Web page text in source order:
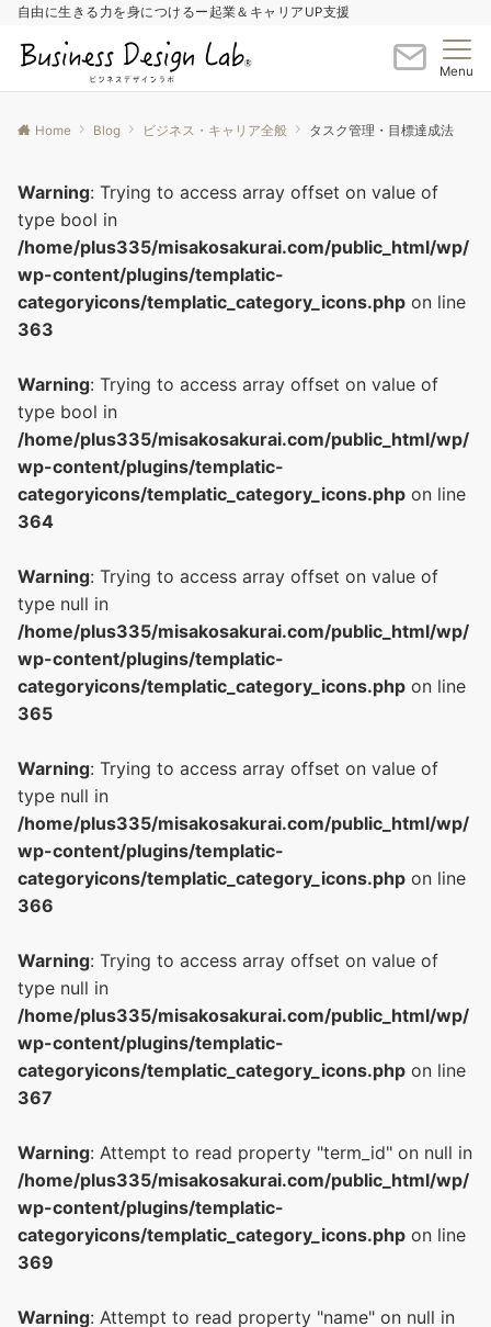
自由に生きる力を身につけるー起業＆キャリアUP支援
Menu
Home Blog ビジネス・キャリア全般 タスク管理・目標達成法
Warning: Trying to access array offset on value of
type bool in
/home/plus335/misakosakurai.com/public_html/wp/
wp-content/plugins/templatic-
categoryicons/templatic_category_icons.php on line
363
Warning: Trying to access array offset on value of
type bool in
/home/plus335/misakosakurai.com/public_html/wp/
wp-content/plugins/templatic-
categoryicons/templatic_category_icons.php on line
364
Warning: Trying to access array offset on value of
type null in
/home/plus335/misakosakurai.com/public_html/wp/
wp-content/plugins/templatic-
categoryicons/templatic_category_icons.php on line
365
Warning: Trying to access array offset on value of
type null in
/home/plus335/misakosakurai.com/public_html/wp/
wp-content/plugins/templatic-
categoryicons/templatic_category_icons.php on line
366
Warning: Trying to access array offset on value of
type null in
/home/plus335/misakosakurai.com/public_html/wp/
wp-content/plugins/templatic-
categoryicons/templatic_category_icons.php on line
367
Warning: Attempt to read property "term_id" on null in
/home/plus335/misakosakurai.com/public_html/wp/
wp-content/plugins/templatic-
categoryicons/templatic_category_icons.php on line
369
Warning: Attempt to read property "name" on null in